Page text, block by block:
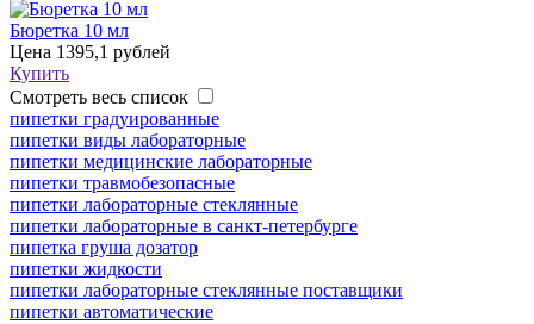
Бюретка 10 мл
Цена 1395,1 рублей
Купить
Смотреть весь список
пипетки градуированные
пипетки виды лабораторные
пипетки медицинские лабораторные
пипетки травмобезопасные
пипетки лабораторные стеклянные
пипетки лабораторные в санкт-петербурге
пипетка груша дозатор
пипетки жидкости
пипетки лабораторные стеклянные поставщики
пипетки автоматические